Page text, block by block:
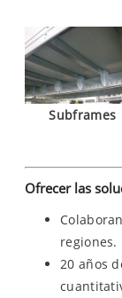
Subframes
Ofrecer las
regiones.
20 años